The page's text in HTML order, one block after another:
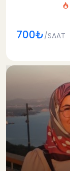
700₺/SAAT